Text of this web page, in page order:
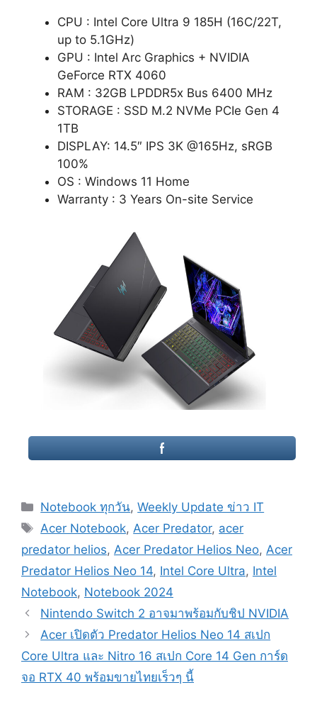
CPU : Intel Core Ultra 9 185H (16C/22T,
up to 5.1GHz)
GPU : Intel Arc Graphics + NVIDIA
GeForce RTX 4060
RAM : 32GB LPDDR5x Bus 6400 MHz
STORAGE : SSD M.2 NVMe PCIe Gen 4
1TB
DISPLAY: 14.5″ IPS 3K @165Hz, sRGB
100%
OS : Windows 11 Home
Warranty : 3 Years On-site Service
Categories
Notebook ทุกวัน,Weekly Update ข่าว IT
Tags
Acer Notebook,Acer Predator, acer
predator helios, Acer Predator Helios Neo, Acer
Predator Helios Neo 14, Intel Core Ultra, Intel
Notebook, Notebook 2024
Post
navigation
Nintendo Switch 2 อาจมาพร้อมกับชิป NVIDIA
Acer เปิดตัว Predator Helios Neo 14 สเปก
Core Ultra และ Nitro 16 สเปก Core 14 Gen การ์ด
จอ RTX 40 พร้อมขายไทยเร็วๆ นี้